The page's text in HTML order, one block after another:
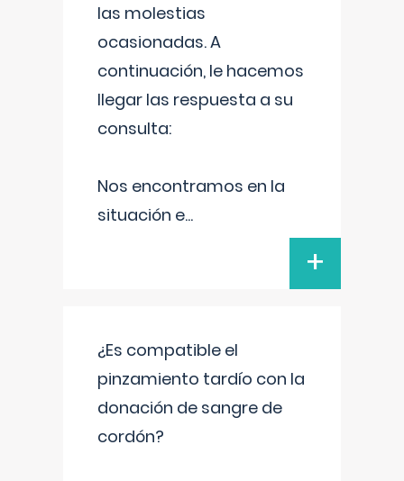
las molestias
ocasionadas. A
continuación, le hacemos
llegar las respuesta a su
consulta:
Nos encontramos en la
situación e...
+
¿Es compatible el
pinzamiento tardío con la
donación de sangre de
cordón?